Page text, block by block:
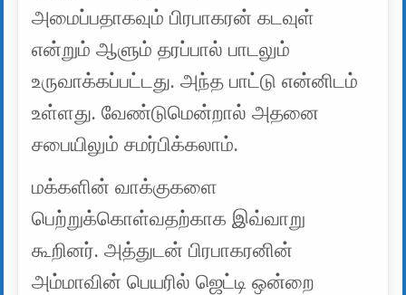
அமைப்பதாகவும் பிரபாகரன் கடவுள்
என்றும் ஆளும் தரப்பால் பாடலும்
உருவாக்கப்பட்டது. அந்த பாட்டு என்னிடம்
உள்ளது. வேண்டுமென்றால் அதனை
சபையிலும் சமர்பிக்கலாம்.
மக்களின் வாக்குகளை
பெற்றுக்கொள்வதற்காக இவ்வாறு
கூறினர். அத்துடன் பிரபாகரனின்
அம்மாவின் பெயரில் ஜெட்டி ஒன்றை